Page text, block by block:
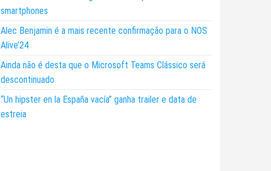
smartphones
Alec Benjamin é a mais recente confirmação para o NOS
Alive’24
Ainda não é desta que o Microsoft Teams Clássico será
descontinuado
“Un hipster en la España vacía” ganha trailer e data de
estreia